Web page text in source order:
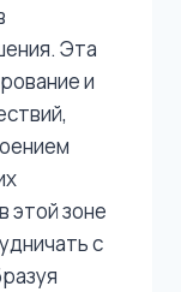
Эта
и
этой зоне
с